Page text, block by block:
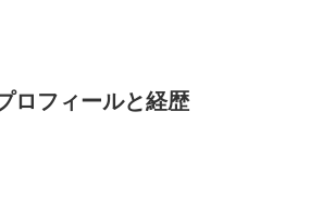
ロフィールと経歴